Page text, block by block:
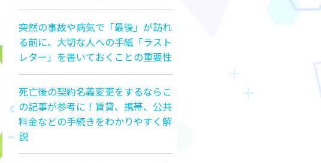
突然の事故や病気で「最後」が訪れ
る前に、大切な人への手紙「ラスト
レター」を書いておくことの重要性
死亡後の契約名義変更をするならこ
の記事が参考に！賃貸、携帯、公共
料金などの手続きをわかりやすく解
説